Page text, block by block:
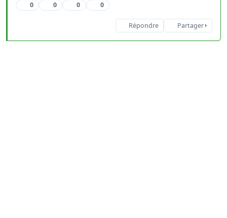
0 0 0 0
Répondre Partager